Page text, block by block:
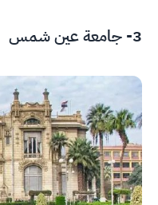
3- جامعة عين شمس